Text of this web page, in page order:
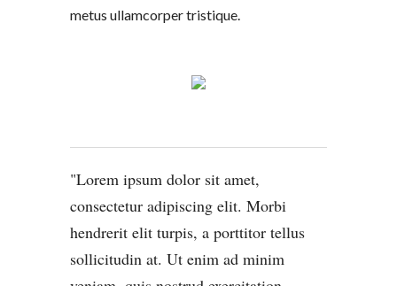
metus ullamcorper tristique.
Lorem ipsum dolor sit amet,
consectetur adipiscing elit. Morbi
hendrerit elit turpis, a porttitor tellus
sollicitudin at. Ut enim ad minim